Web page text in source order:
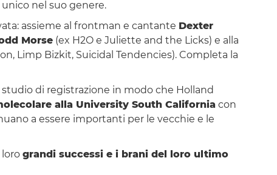
nel suo genere.
assieme al frontman e cantante Dexter
Morse(ex H2O e Juliette and the Licks) e alla
Limp Bizkit, Suicidal Tendencies). Completa la
di registrazione in modo che Holland
alla University South California con
a essere importanti per le vecchie e le
grandi successi e i brani del loro ultimo